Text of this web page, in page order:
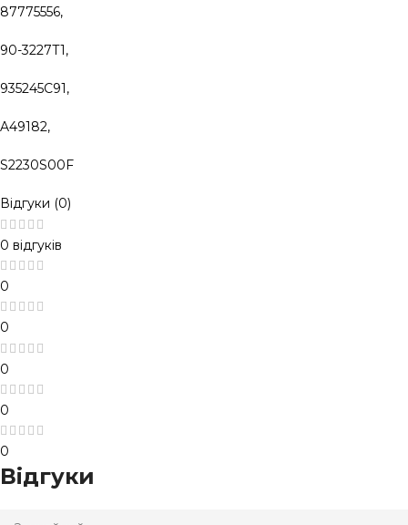
87775556,
90-3227T1,
935245C91,
A49182,
S2230S00F
Відгуки (0)
0 відгуків
0
0
0
0
0
Відгуки